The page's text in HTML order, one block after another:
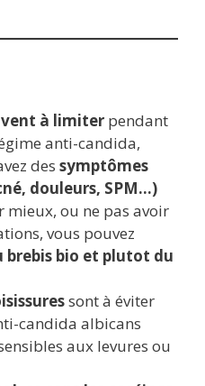
à limiter pendant
anti-candida,
des symptômes
douleurs, SPM…)
mieux, ou ne pas avoir
vous pouvez
brebis bio et plutot du
sont à éviter
candida albicans
aux levures ou